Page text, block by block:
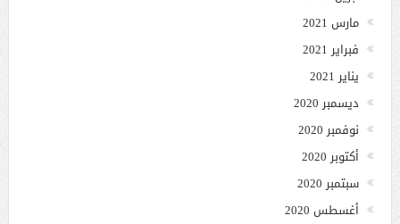
مارس 2021
فبراير 2021
يناير 2021
ديسمبر 2020
نوفمبر 2020
أكتوبر 2020
سبتمبر 2020
أغسطس 2020